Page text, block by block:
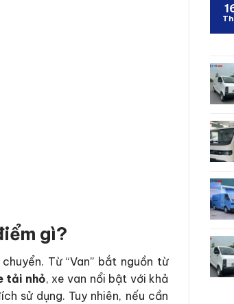
gì?
Từ “Van” bắt nguồn từ
tải nhỏ, xe van nổi bật với khả
sử dụng. Tuy nhiên, nếu cần